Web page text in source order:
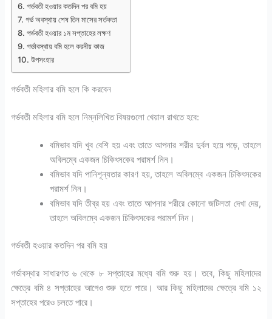
গর্ভবতী হওয়ার কতদিন পর বমি হয়
গর্ভ অবস্থায় শেষ তিন মাসের সর্তকতা
গর্ভবতী হওয়ার ১ম সপ্তাহের লক্ষণ
গর্ভাবস্থায় বমি হলে করনীয় কাজ
উপসংহার
গর্ভবতী মহিলার বমি হলে কি করবেন
গর্ভবতী মহিলার বমি হলে নিম্নলিখিত বিষয়গুলো খেয়াল রাখতে হবে:
বমিভাব যদি খুব বেশি হয় এবং তাতে আপনার শরীর দুর্বল হয়ে পড়ে, তাহলে
অবিলম্বে একজন চিকিৎসকের পরামর্শ নিন।
বমিভাব যদি পানিশূন্যতার কারণ হয়, তাহলে অবিলম্বে একজন চিকিৎসকের
পরামর্শ নিন।
বমিভাব যদি তীব্র হয় এবং তাতে আপনার শরীরে কোনো জটিলতা দেখা দেয়,
তাহলে অবিলম্বে একজন চিকিৎসকের পরামর্শ নিন।
গর্ভবতী হওয়ার কতদিন পর বমি হয়
গর্ভাবস্থার সাধারণত ৬ থেকে ৮ সপ্তাহের মধ্যে বমি শুরু হয়। তবে, কিছু মহিলাদের
ক্ষেত্রে বমি ৪ সপ্তাহের আগেও শুরু হতে পারে। আর কিছু মহিলাদের ক্ষেত্রে বমি ১২
সপ্তাহের পরেও চলতে পারে।